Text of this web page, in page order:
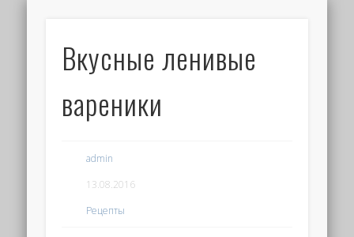
Вкусные ленивые
вареники
admin
13.08.2016
Рецепты